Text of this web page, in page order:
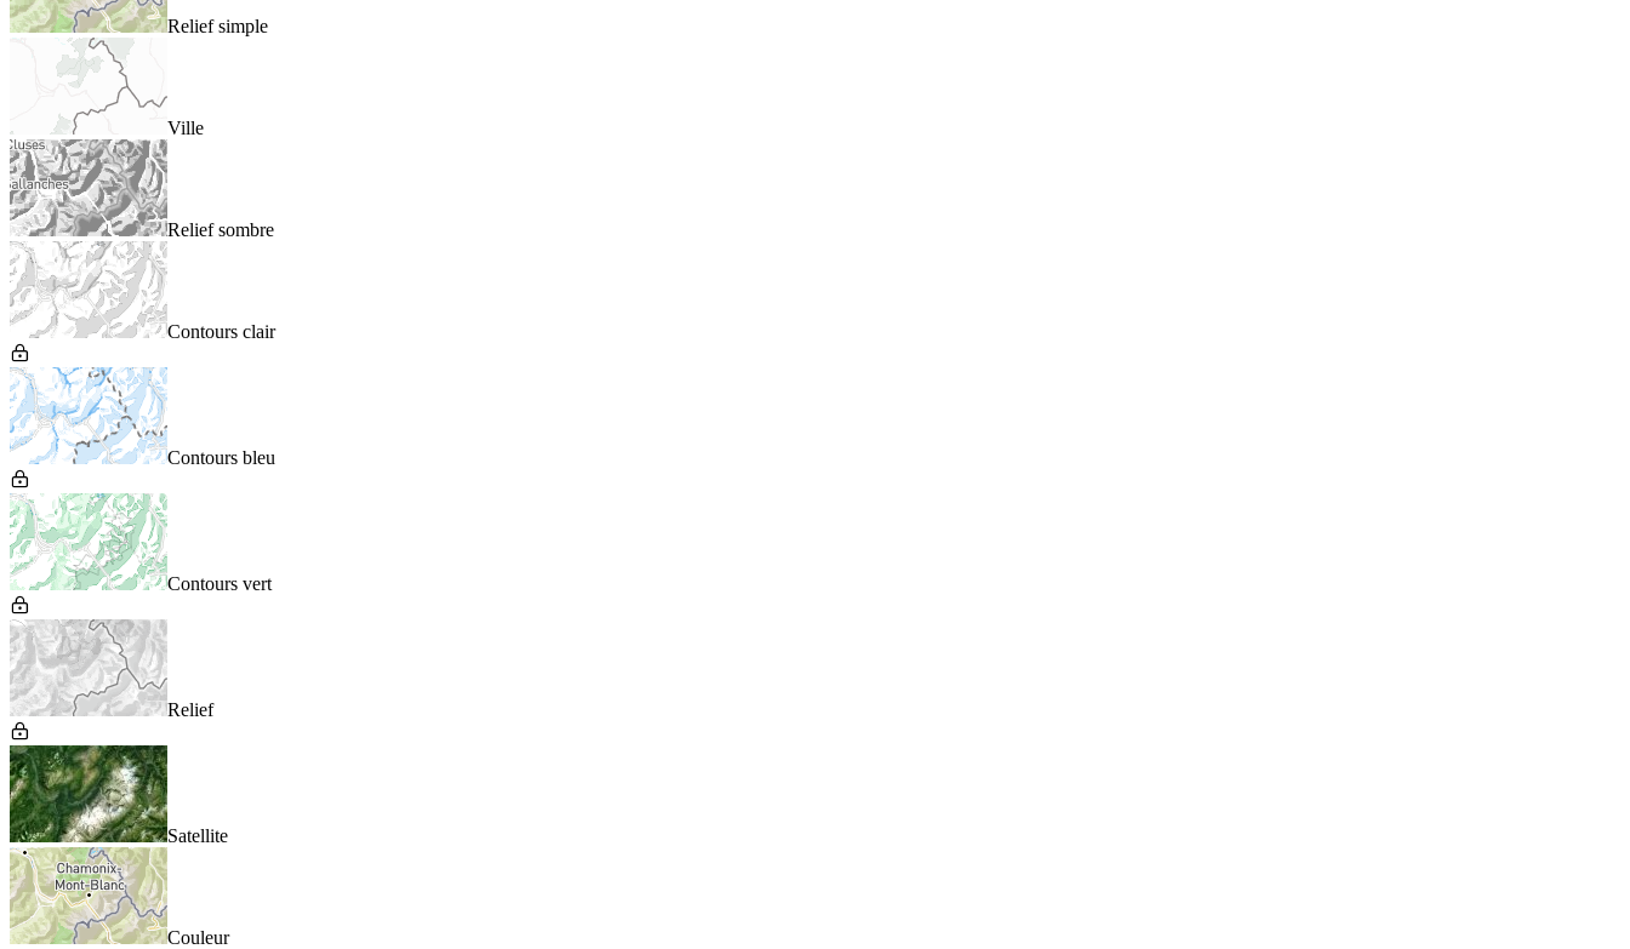
Relief simple
Ville
Relief sombre
Contours clair
Contours bleu
Contours vert
Relief
Satellite
Couleur